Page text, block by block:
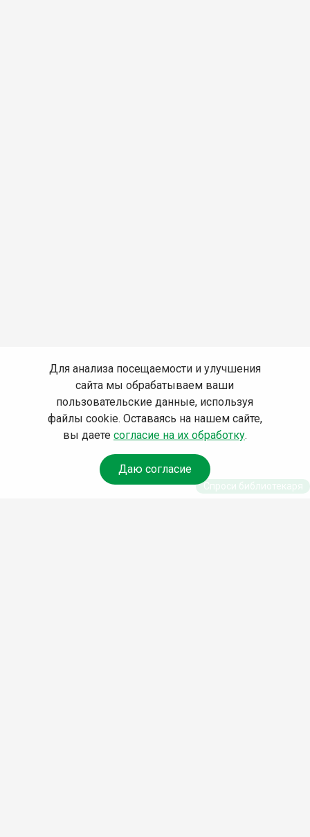
Для анализа посещаемости и улучшения
сайта мы обрабатываем ваши
пользовательские данные, используя
файлы cookie. Оставаясь на нашем сайте,
вы даете согласие на их обработку.
Даю согласие
Спроси библиотекаря